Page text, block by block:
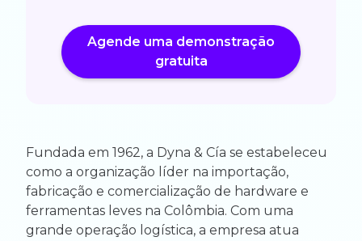
Fundada em 1962, a Dyna & Cía se estabeleceu
como a organização líder na importação,
fabricação e comercialização de hardware e
ferramentas leves na Colômbia. Com uma
grande operação logística, a empresa atua
Agende uma demonstração
gratuita